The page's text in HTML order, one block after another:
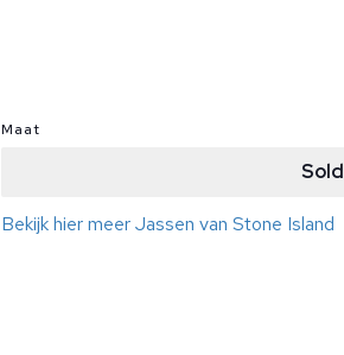
Maat
Sold
Bekijk hier meer Jassen van Stone Island